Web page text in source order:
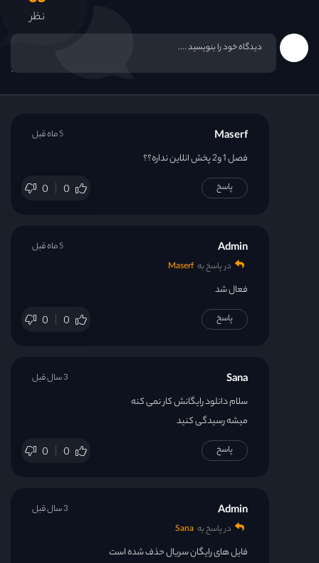
نظر
Maserf
فصل 1 و2 پخش انلاین نداره؟؟
0 0
5 ماه قبل
پاسخ
Admin
در پاسخ به Maserf
فعال شد
0 0
5 ماه قبل
پاسخ
Sana
سلام دانلود رایگانش کار نمی کنه
میشه رسیدگی کنید
0 0
3 سال قبل
پاسخ
Admin
در پاسخ به Sana
فایل های رایگان سریال حذف شده است
3 سال قبل